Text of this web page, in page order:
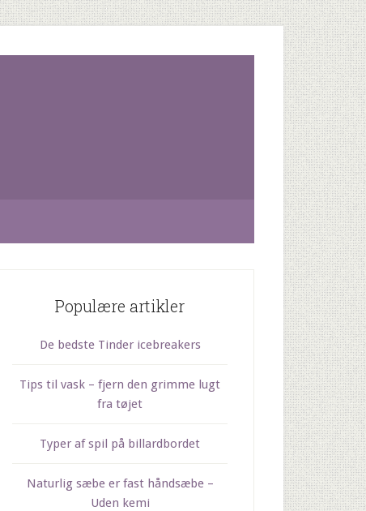
Populære artikler
De bedste Tinder icebreakers
Tips til vask – fjern den grimme lugt
fra tøjet
Typer af spil på billardbordet
Naturlig sæbe er fast håndsæbe –
Uden kemi